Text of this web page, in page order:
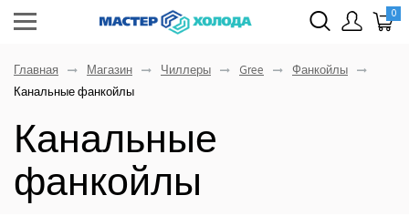
0
Главная Магазин Чиллеры Gree
Фанкойлы
Канальные фанкойлы
Канальные
фанкойлы